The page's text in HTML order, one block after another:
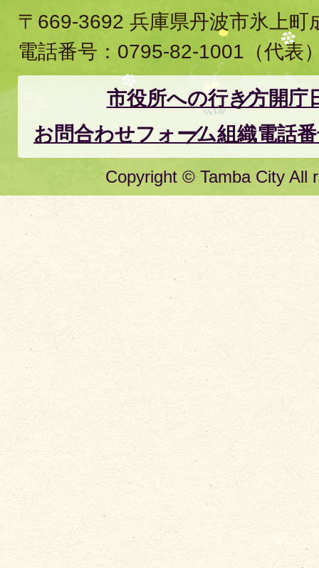
〒669-3692 兵庫県丹波市氷上町
電話番号： 0795-82-1001 （代表
市役所への行き方開庁
お問合わせフォーム組織電話
Copyright © Tamba City All